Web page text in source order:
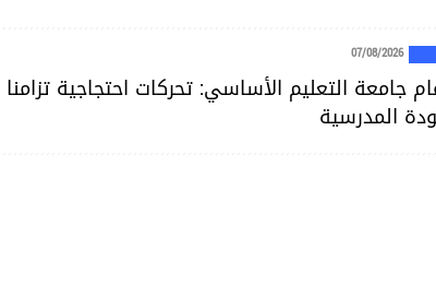
07/08/2026
جامعة التعليم الأساسي: تحركات احتجاجية تزامنا
المدرسية